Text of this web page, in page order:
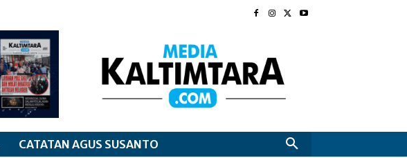
CATATAN AGUS SUSANTO